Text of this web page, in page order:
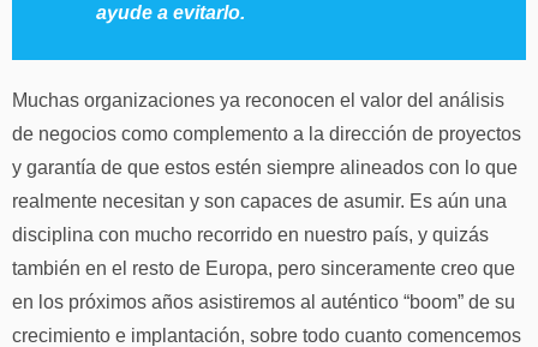
ayude a evitarlo.
Muchas organizaciones ya reconocen el valor del análisis
de negocios como complemento a la dirección de proyectos
y garantía de que estos estén siempre alineados con lo que
realmente necesitan y son capaces de asumir. Es aún una
disciplina con mucho recorrido en nuestro país, y quizás
también en el resto de Europa, pero sinceramente creo que
en los próximos años asistiremos al auténtico “boom” de su
crecimiento e implantación, sobre todo cuanto comencemos